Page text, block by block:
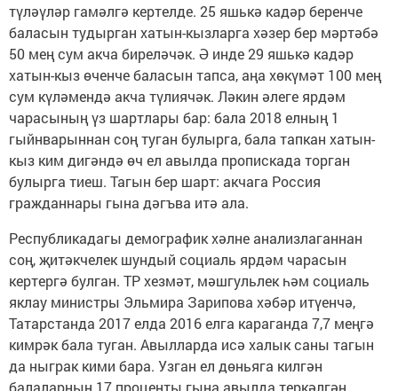
түләүләр гамәлгә кертелде. 25 яшькә кадәр беренче
баласын тудырган хатын-кызларга хәзер бер мәртәбә
50 мең сум акча биреләчәк. Ә инде 29 яшькә кадәр
хатын-кыз өченче баласын тапса, аңа хөкүмәт 100 мең
сум күләмендә акча түлиячәк. Ләкин әлеге ярдәм
чарасының үз шартлары бар: бала 2018 елның 1
гыйнварыннан соң туган булырга, бала тапкан хатын-
кыз ким дигәндә өч ел авылда пропискада торган
булырга тиеш. Тагын бер шарт: акчага Россия
гражданнары гына дәгъва итә ала.
Республикадагы демографик хәлне анализлаганнан
соң, җитәкчелек шундый социаль ярдәм чарасын
кертергә булган. ТР хезмәт, мәшгульлек һәм социаль
яклау министры Эльмира Зарипова хәбәр итүенчә,
Татарстанда 2017 елда 2016 елга караганда 7,7 меңгә
кимрәк бала туган. Авылларда исә халык саны тагын
да ныграк кими бара. Узган ел дөньяга килгән
балаларның 17 проценты гына авылда теркәлгән.